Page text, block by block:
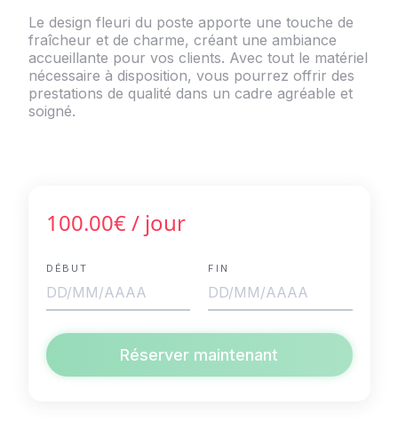
Le design fleuri du poste apporte une touche de
fraîcheur et de charme, créant une ambiance
accueillante pour vos clients. Avec tout le matériel
nécessaire à disposition, vous pourrez offrir des
prestations de qualité dans un cadre agréable et
soigné.
100.00€/ jour
DÉBUT FIN
Réserver maintenant